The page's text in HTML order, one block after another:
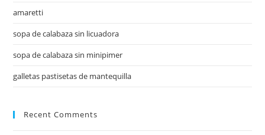
amaretti
sopa de calabaza sin licuadora
sopa de calabaza sin minipimer
galletas pastisetas de mantequilla
Recent Comments